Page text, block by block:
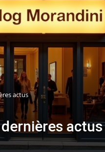
actus
actus